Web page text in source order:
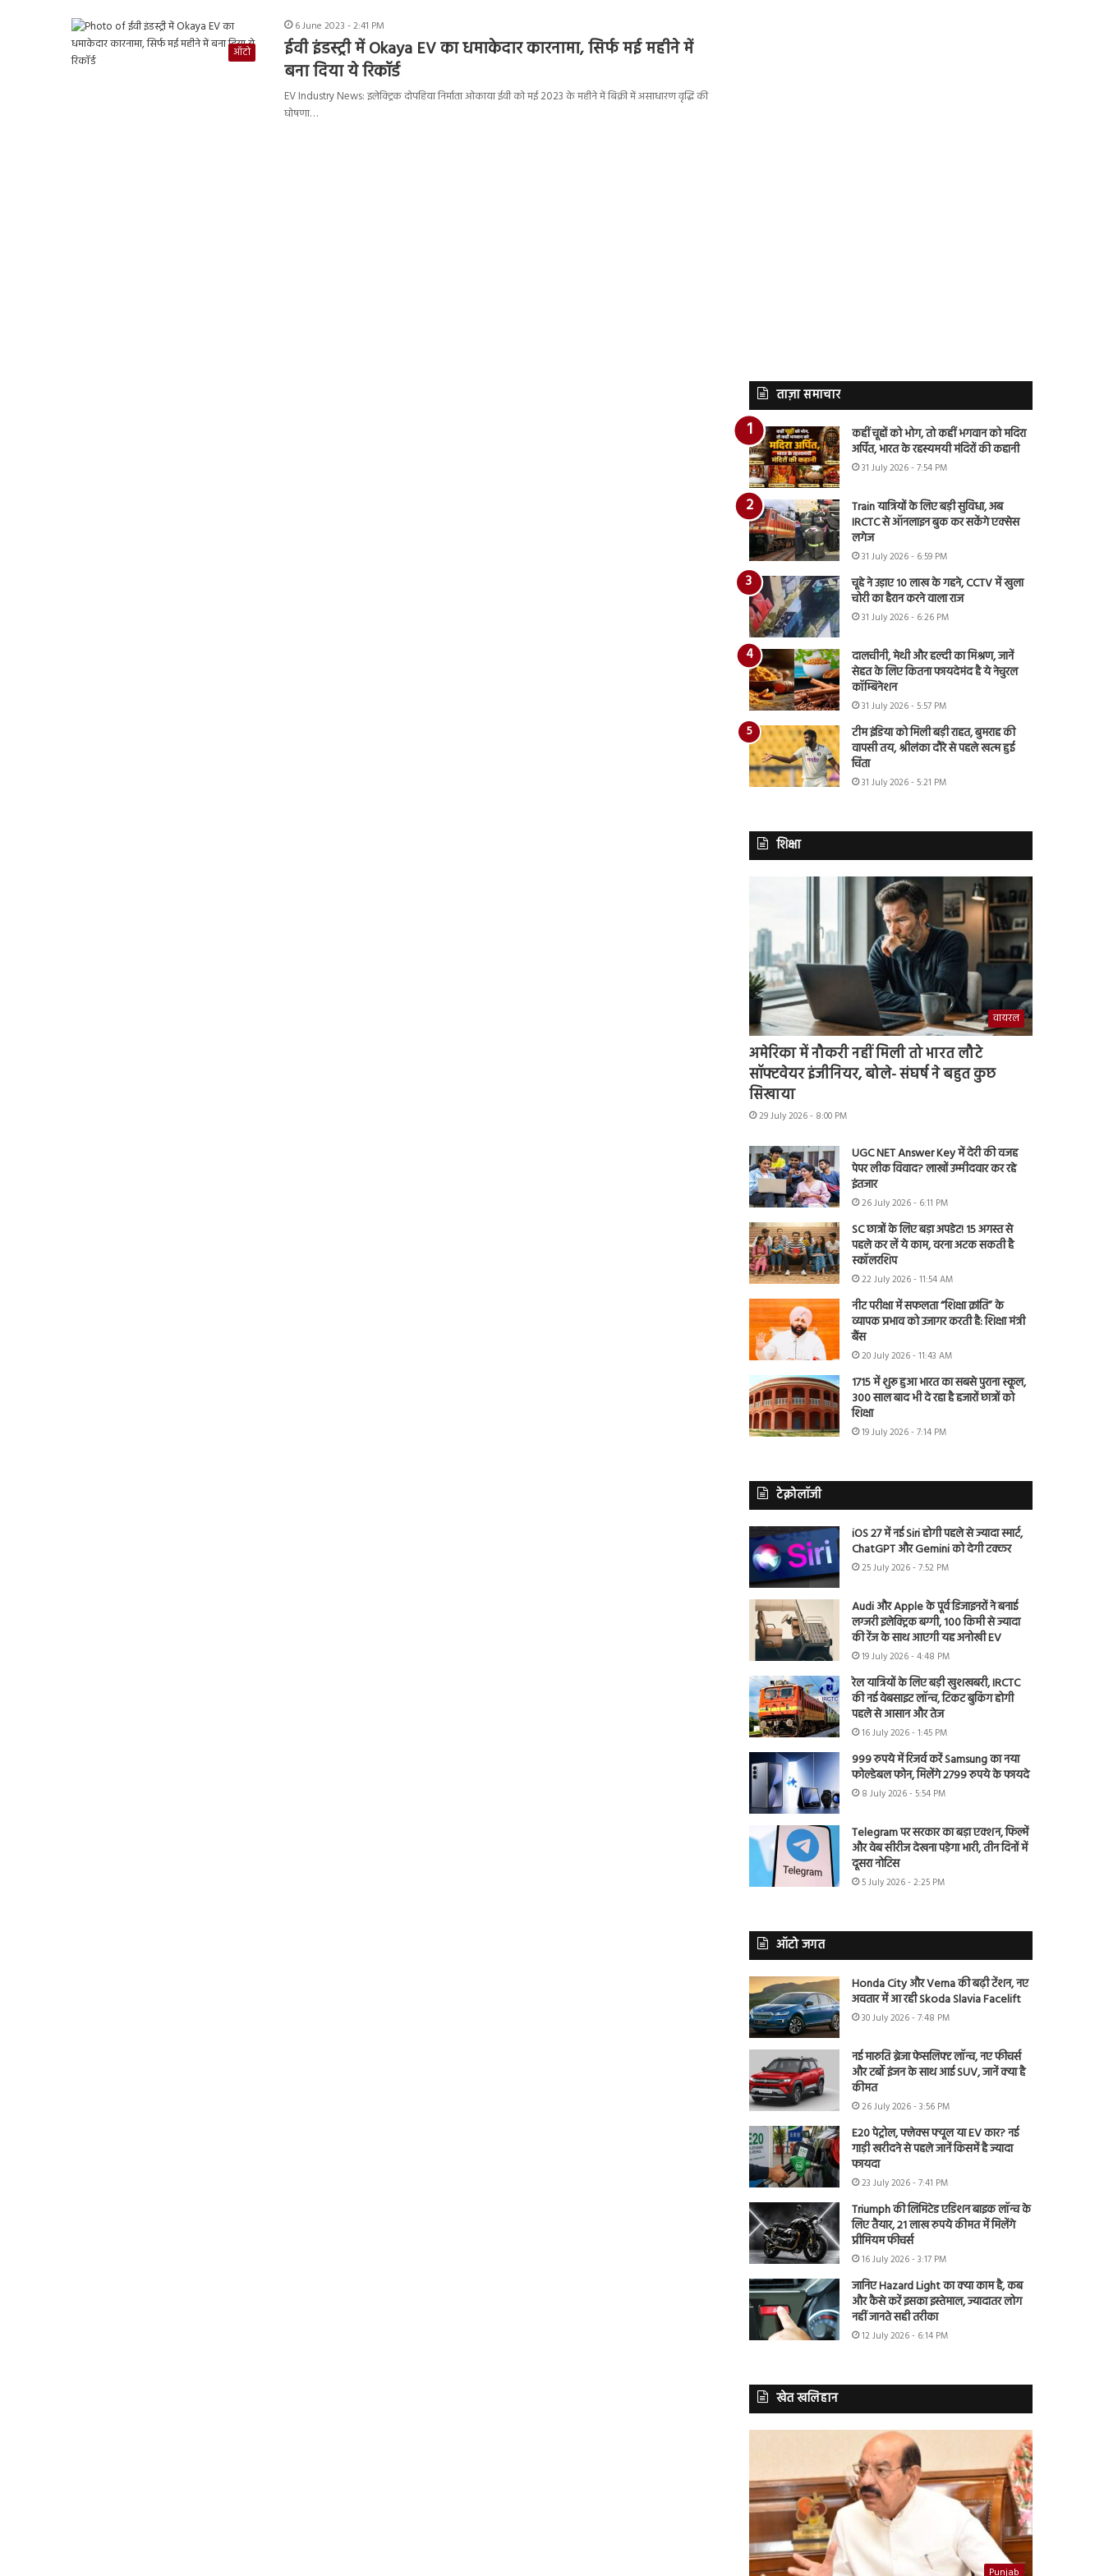
ऑटो
6 June 2023 - 2:41 PM
ईवी इंडस्ट्री में Okaya EV का धमाकेदार कारनामा, सिर्फ मई महीने में
बना दिया ये रिकॉर्ड
EV Industry News: इलेक्ट्रिक दोपहिया निर्माता ओकाया ईवी को मई 2023 के महीने में बिक्री में असाधारण वृद्धि की
घोषणा…
ताज़ा समाचार
कहीं चूहों को भोग, तो कहीं भगवान को मदिरा
अर्पित, भारत के रहस्यमयी मंदिरों की कहानी
31 July 2026 - 7:54 PM
Train यात्रियों के लिए बड़ी सुविधा, अब
IRCTC से ऑनलाइन बुक कर सकेंगे एक्सेस
लगेज
31 July 2026 - 6:59 PM
चूहे ने उड़ाए 10 लाख के गहने, CCTV में खुला
चोरी का हैरान करने वाला राज
31 July 2026 - 6:26 PM
दालचीनी, मेथी और हल्दी का मिश्रण, जानें
सेहत के लिए कितना फायदेमंद है ये नेचुरल
कॉम्बिनेशन
31 July 2026 - 5:57 PM
टीम इंडिया को मिली बड़ी राहत, बुमराह की
वापसी तय, श्रीलंका दौरे से पहले खत्म हुई
चिंता
31 July 2026 - 5:21 PM
शिक्षा
वायरल
अमेरिका में नौकरी नहीं मिली तो भारत लौटे
सॉफ्टवेयर इंजीनियर, बोले- संघर्ष ने बहुत कुछ
सिखाया
29 July 2026 - 8:00 PM
UGC NET Answer Key में देरी की वजह
पेपर लीक विवाद? लाखों उम्मीदवार कर रहे
इंतजार
26 July 2026 - 6:11 PM
SC छात्रों के लिए बड़ा अपडेट! 15 अगस्त से
पहले कर लें ये काम, वरना अटक सकती है
स्कॉलरशिप
22 July 2026 - 11:54 AM
नीट परीक्षा में सफलता “शिक्षा क्रांति” के
व्यापक प्रभाव को उजागर करती है: शिक्षा मंत्री
बैंस
20 July 2026 - 11:43 AM
1715 में शुरू हुआ भारत का सबसे पुराना स्कूल,
300 साल बाद भी दे रहा है हजारों छात्रों को
शिक्षा
19 July 2026 - 7:14 PM
टेक्नोलॉजी
iOS 27 में नई Siri होगी पहले से ज्यादा स्मार्ट,
ChatGPT और Gemini को देगी टक्कर
25 July 2026 - 7:52 PM
Audi और Apple के पूर्व डिजाइनरों ने बनाई
लग्जरी इलेक्ट्रिक बग्गी, 100 किमी से ज्यादा
की रेंज के साथ आएगी यह अनोखी EV
19 July 2026 - 4:48 PM
रेल यात्रियों के लिए बड़ी खुशखबरी, IRCTC
की नई वेबसाइट लॉन्च, टिकट बुकिंग होगी
पहले से आसान और तेज
16 July 2026 - 1:45 PM
999 रुपये में रिजर्व करें Samsung का नया
फोल्डेबल फोन, मिलेंगे 2799 रुपये के फायदे
8 July 2026 - 5:54 PM
Telegram पर सरकार का बड़ा एक्शन, फिल्में
और वेब सीरीज देखना पड़ेगा भारी, तीन दिनों में
दूसरा नोटिस
5 July 2026 - 2:25 PM
ऑटो जगत
Honda City और Verna की बढ़ी टेंशन, नए
अवतार में आ रही Skoda Slavia Facelift
30 July 2026 - 7:48 PM
नई मारुति ब्रेजा फेसलिफ्ट लॉन्च, नए फीचर्स
और टर्बो इंजन के साथ आई SUV, जानें क्या है
कीमत
26 July 2026 - 3:56 PM
E20 पेट्रोल, फ्लेक्स फ्यूल या EV कार? नई
गाड़ी खरीदने से पहले जानें किसमें है ज्यादा
फायदा
23 July 2026 - 7:41 PM
Triumph की लिमिटेड एडिशन बाइक लॉन्च के
लिए तैयार, 21 लाख रुपये कीमत में मिलेंगे
प्रीमियम फीचर्स
16 July 2026 - 3:17 PM
जानिए Hazard Light का क्या काम है, कब
और कैसे करें इसका इस्तेमाल, ज्यादातर लोग
नहीं जानते सही तरीका
12 July 2026 - 6:14 PM
खेत खलिहान
Punjab